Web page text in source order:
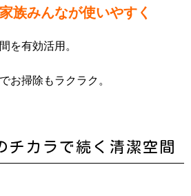
族みんなが使いやすく
を有効活用。
お掃除もラクラク。
チカラで続く清潔空間